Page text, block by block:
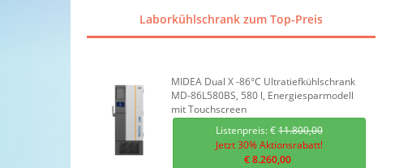
Laborkühlschrank zum Top-Preis
MIDEA Dual X -86°C Ultratiefkühlschrank
MD-86L580BS, 580 l, Energiesparmodell
mit Touchscreen
Listenpreis: €11.800,00
Jetzt 30% Aktionsrabatt!
€ 8.260,00